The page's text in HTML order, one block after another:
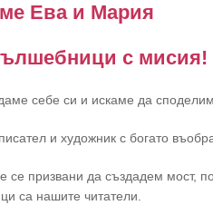
Ева и Мария
с мисия!
себе си и искаме да
и художник с богато
се призвани да създадем мост,
са нашите читатели.